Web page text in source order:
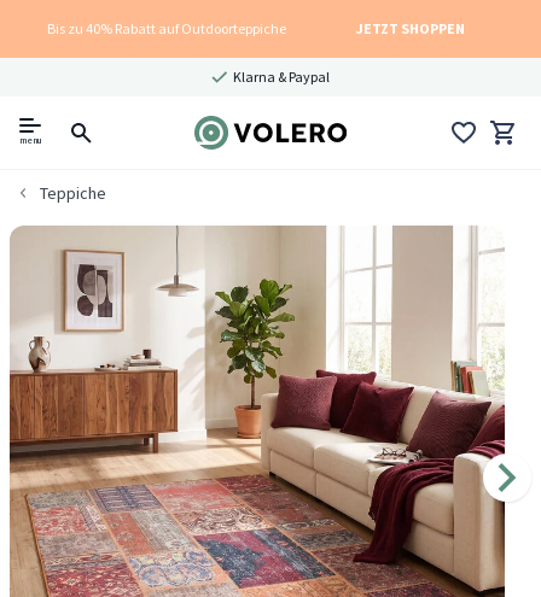
Bis zu 40% Rabatt auf Outdoorteppiche JETZT SHOPPEN
Klarna & Paypal
menu
Teppiche